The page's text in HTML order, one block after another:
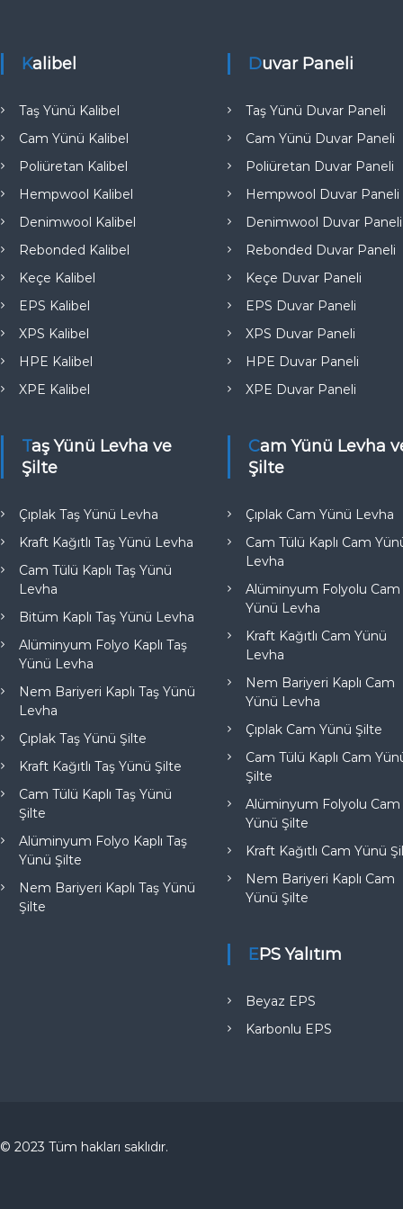
Kalibel
Taş Yünü Kalibel
Cam Yünü Kalibel
Poliüretan Kalibel
Hempwool Kalibel
Denimwool Kalibel
Rebonded Kalibel
Keçe Kalibel
EPS Kalibel
XPS Kalibel
HPE Kalibel
XPE Kalibel
Taş Yünü Levha ve
Şilte
Çıplak Taş Yünü Levha
Kraft Kağıtlı Taş Yünü Levha
Cam Tülü Kaplı Taş Yünü
Levha
Bitüm Kaplı Taş Yünü Levha
Alüminyum Folyo Kaplı Taş
Yünü Levha
Nem Bariyeri Kaplı Taş Yünü
Levha
Çıplak Taş Yünü Şilte
Kraft Kağıtlı Taş Yünü Şilte
Cam Tülü Kaplı Taş Yünü
Şilte
Alüminyum Folyo Kaplı Taş
Yünü Şilte
Nem Bariyeri Kaplı Taş Yünü
Şilte
Duvar Paneli
Taş Yünü Duvar Paneli
Cam Yünü Duvar Paneli
Poliüretan Duvar Paneli
Hempwool Duvar Paneli
Denimwool Duvar Paneli
Rebonded Duvar Paneli
Keçe Duvar Paneli
EPS Duvar Paneli
XPS Duvar Paneli
HPE Duvar Paneli
XPE Duvar Paneli
Cam Yünü Levha ve
Şilte
Çıplak Cam Yünü Levha
Cam Tülü Kaplı Cam
Levha
Alüminyum Folyolu Cam
Yünü Levha
Kraft Kağıtlı Cam Yünü
Levha
Nem Bariyeri Kaplı Cam
Yünü Levha
Çıplak Cam Yünü Şilte
Cam Tülü Kaplı Cam
Şilte
Alüminyum Folyolu Cam
Yünü Şilte
Kraft Kağıtlı Cam Yünü
Nem Bariyeri Kaplı Cam
Yünü Şilte
EPS Yalıtım
Beyaz EPS
Karbonlu EPS
© 2023 Tüm hakları saklıdır.